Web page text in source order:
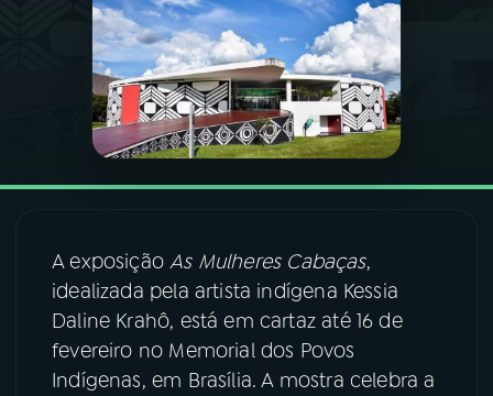
PROGRAMAÇÃO
PROGRAMAS
05PODCASTS
06VIDEOCASTS
A exposiçãoAs Mulheres Cabaças,
idealizada pela artista indígena Kessia
Daline Krahô, está em cartaz até 16 de
fevereiro no Memorial dos Povos
Indígenas, em Brasília. A mostra celebra a